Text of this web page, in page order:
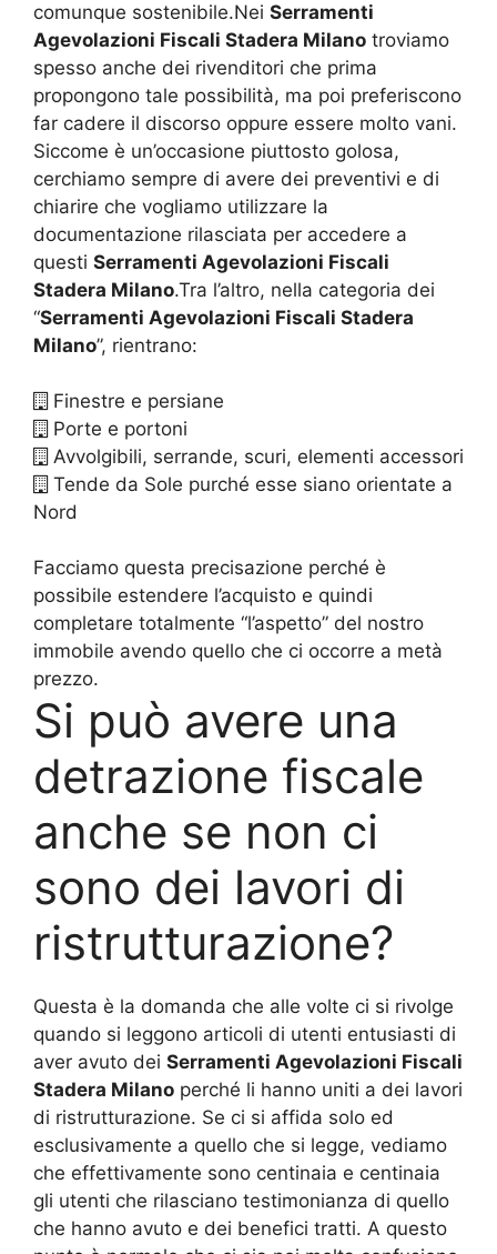
comunque sostenibile.Nei Serramenti
Agevolazioni Fiscali Stadera Milano troviamo
spesso anche dei rivenditori che prima
propongono tale possibilità, ma poi preferiscono
far cadere il discorso oppure essere molto vani.
Siccome è un’occasione piuttosto golosa,
cerchiamo sempre di avere dei preventivi e di
chiarire che vogliamo utilizzare la
documentazione rilasciata per accedere a
questi Serramenti Agevolazioni Fiscali
Stadera Milano.Tra l’altro, nella categoria dei
“Serramenti Agevolazioni Fiscali Stadera
Milano”, rientrano:
Finestre e persiane
Porte e portoni
Avvolgibili, serrande, scuri, elementi accessori
Tende da Sole purché esse siano orientate a
Nord
Facciamo questa precisazione perché è
possibile estendere l’acquisto e quindi
completare totalmente “l’aspetto” del nostro
immobile avendo quello che ci occorre a metà
prezzo.
Si può avere una
detrazione fiscale
anche se non ci
sono dei lavori di
ristrutturazione?
Questa è la domanda che alle volte ci si rivolge
quando si leggono articoli di utenti entusiasti di
aver avuto dei Serramenti Agevolazioni Fiscali
Stadera Milano perché li hanno uniti a dei lavori
di ristrutturazione. Se ci si affida solo ed
esclusivamente a quello che si legge, vediamo
che effettivamente sono centinaia e centinaia
gli utenti che rilasciano testimonianza di quello
che hanno avuto e dei benefici tratti. A questo